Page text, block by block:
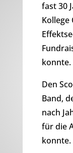
fast 30
Kollege
konnte.
Den
Band,
nach
für die
konnte.